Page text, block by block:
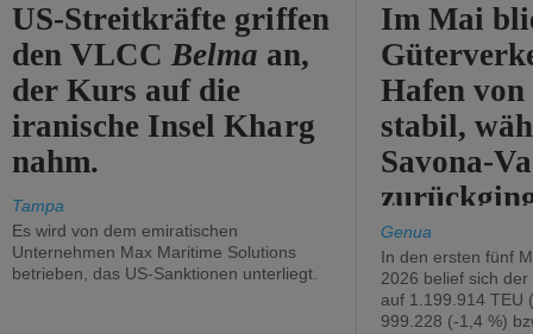
US-Streitkräfte griffen
den VLCCBelma an,
der Kurs auf die
iranische Insel Kharg
nahm.
Tampa
Es wird von dem emiratischen
Unternehmen Max Maritime Solutions
betrieben, das US-Sanktionen unterliegt.
Im Mai
Hafen von
stabil,
Savona-
Genua
In den ersten fünf
2026 belief sich
auf 1.199.914 TEU
999.228 (-1,4 %)